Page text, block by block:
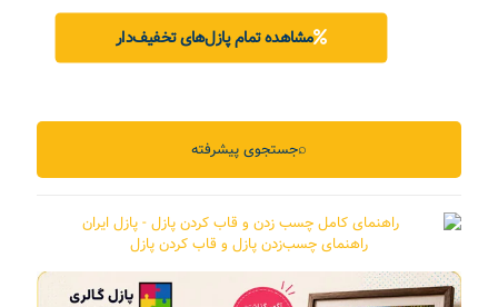
مشاهده تمام پازل‌های تخفیف‌دار
جستجوی پیشرفته⌕
راهنمای چسب‌زدن پازل و قاب کردن پازل